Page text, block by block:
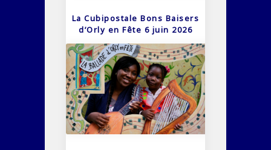
La Cubipostale Bons Baisers
d’Orly en Fête 6 juin 2026